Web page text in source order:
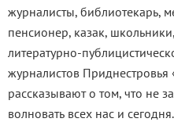
журналисты, библиотекарь,
пенсионер, казак,
литературно-
журналистов Приднестровья
рассказывают о том, что не
волновать всех нас и